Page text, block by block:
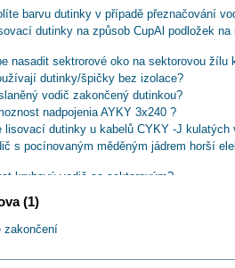
barvu dutinky v případě přeznačování
dutinky na způsob CupAl podložek na
nasadit sektrorové oko na sektorovou žílu
dutinky/špičky bez izolace?
vodič zakončený dutinkou?
nadpojenia AYKY 3x240 ?
lisovací dutinky u kabelů CYKY -J kulatých
s pocínovaným měděným jádrem horší
kruhový vodič se sektorovým?
byste ve svém oboru krimpovačku od
Crimphandy zrychlí práci při zapojování
krimpovací kleště?
kleště na lisování dutinek pro
(1)
zakončení